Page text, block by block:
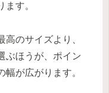
ます。
のサイズより、
ぶほうが、ポイン
幅が広がります。